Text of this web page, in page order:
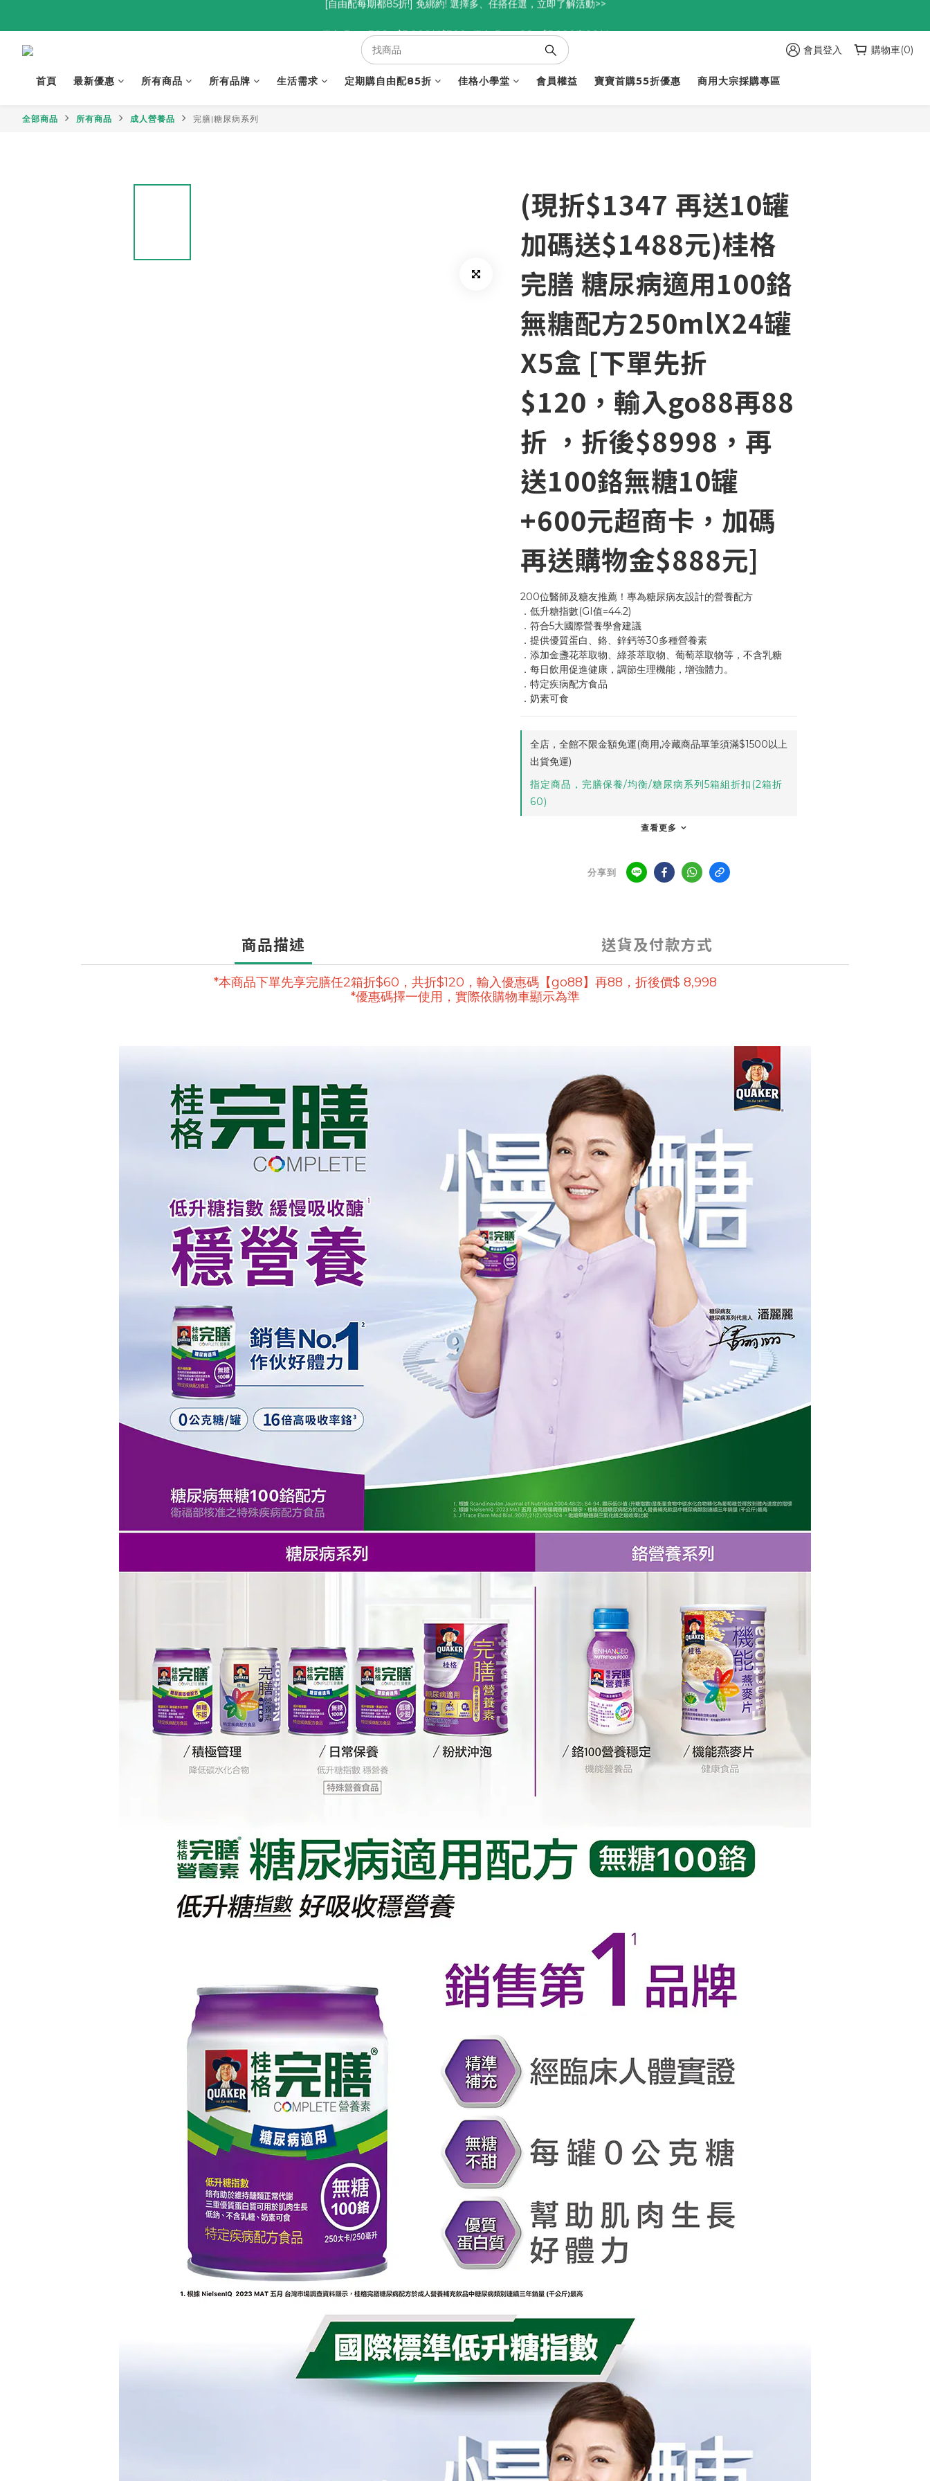
[自由配每期都85折!] 免綁約! 選擇多、任搭任選，立即了解活動>>
優惠碼<go300> $3,000折$300  優惠碼<go88> $5,000享88折
會員登入 購物車(0)
首頁 最新優惠 所有商品 所有品牌 生活需求 定期購自由配85折 佳格小學堂 會員權益 寶寶首購55折優惠 商用大宗採購專區
全部商品 所有商品 成人營養品 完膳|糖尿病系列
(現折$1347 再送10罐
加碼送$1488元)桂格
完膳 糖尿病適用100鉻
無糖配方250mlX24罐
X5盒 [下單先折
$120，輸入go88再88
折 ，折後$8998，再
送100鉻無糖10罐
+600元超商卡，加碼
再送購物金$888元]
200位醫師及糖友推薦！專為糖尿病友設計的營養配方
．低升糖指數(GI值=44.2)
．符合5大國際營養學會建議
．提供優質蛋白、鉻、鋅鈣等30多種營養素
．添加金盞花萃取物、綠茶萃取物、葡萄萃取物等，不含乳糖
．每日飲用促進健康，調節生理機能，增強體力。
．特定疾病配方食品
．奶素可食
全店，全館不限金額免運(商用,冷藏商品單筆須滿$1500以上
出貨免運)
指定商品，完膳保養/均衡/糖尿病系列5箱組折扣(2箱折
60)
查看更多
分享到
商品描述 送貨及付款方式
*本商品下單先享完膳任2箱折$60，共折$120， 輸入優惠碼【go88】再88，折後價$ 8,998
*優惠碼擇一使用，實際依購物車顯示為準